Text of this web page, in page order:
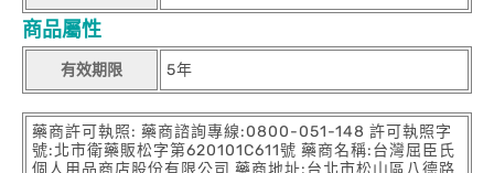
商品屬性
有效期限 5年
藥商許可執照: 藥商諮詢專線:0800-051-148 許可執照字
號:北市衛藥販松字第620101C611號 藥商名稱:台灣屈臣氏
個人用品商店股份有限公司 藥商地址:台北市松山區八德路